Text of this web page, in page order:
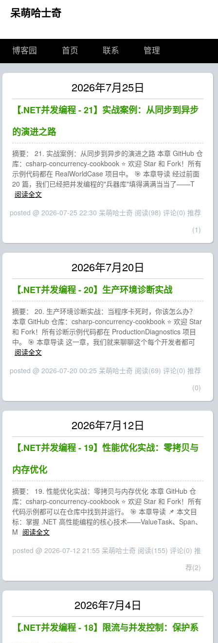
呆萌哈士奇
博客园 首页 联系 管理
2026年7月25日
【.NET并发编程 - 21】实战案例：从同步到异步
的演进之路
摘要： 21. 实战案例：从同步到异步的演进之路 本章 GitHub 仓
库：csharp-concurrency-cookbook ⭐ 欢迎 Star 和 Fork！所有
示例代码都在 RealWorldCase 项目中。 🎯 本章导读 经过前面
20 篇，我们已经把并发编程的"兵器库"填得满满当当了——T
阅读全文
posted @ 2026-07-25 22:30 呆萌哈士奇 阅读(98) 评论(0) 推荐
(1)
2026年7月20日
【.NET并发编程 - 20】生产环境诊断实战
摘要： 20. 生产环境诊断实战：当程序卡死时，你该怎么办？
本章 GitHub 仓库：csharp-concurrency-cookbook ⭐ 欢迎 Star
和 Fork！所有诊断示例代码都在 ProductionDiagnostics 项目
中。 🎯 本章导读 这一章，我们就来聊聊这个每个开发者都可
阅读全文
posted @ 2026-07-20 00:25 呆萌哈士奇 阅读(69) 评论(0) 推荐
(0)
2026年7月12日
【.NET并发编程 - 19】性能优化实战：零拷贝与
内存优化
摘要： 19. 性能优化实战：零拷贝与内存优化 本章 GitHub 仓
库：csharp-concurrency-cookbook ⭐ 欢迎 Star 和 Fork！所有
代码示例都可以在仓库中找到并运行。 🎯 本章导读 📌 本文目
标：掌握 .NET 高性能编程的核心技术——ValueTask、Span、
M 阅读全文
posted @ 2026-07-12 21:55 呆萌哈士奇 阅读(155) 评论(0) 推
荐(2)
2026年7月4日
【.NET并发编程 - 18】限流与并发控制：保护系